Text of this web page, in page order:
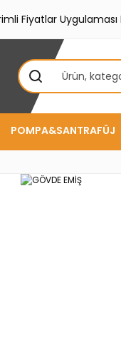
Fiyatlar Uygulaması
POMPA&SANTRAFÜJ